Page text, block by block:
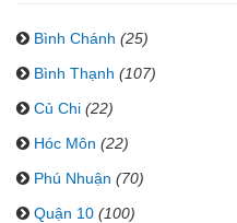
Bình Chánh (25)
Bình Thạnh (107)
Củ Chi (22)
Hóc Môn (22)
Phú Nhuận (70)
Quận 10 (100)